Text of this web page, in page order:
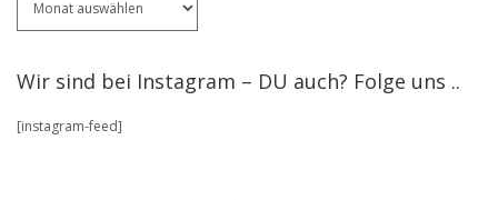
ältere
in
BLOG
Wir sind bei Instagram – DU auch? Folge uns ..
[instagram-feed]